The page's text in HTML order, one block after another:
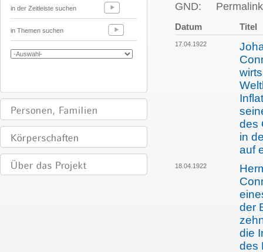
in der Zeitleiste suchen
in Themen suchen
GND:
Datum Titel
17.04.1922
des
in
auf
18.04.1922
der
die
des